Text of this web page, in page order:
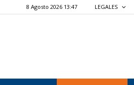
8 Agosto 2026 13:47 LEGALES